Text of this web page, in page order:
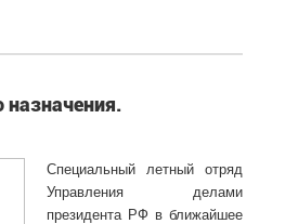
назначения.
Специальный летный отряд
Управления делами
президента РФ в ближайшее